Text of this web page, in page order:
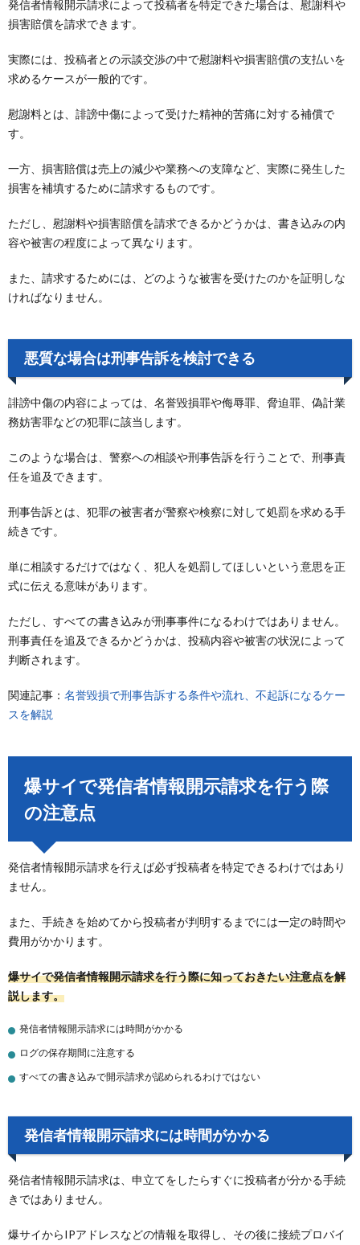
発信者情報開示請求によって投稿者を特定できた場合は、慰謝料や
損害賠償を請求できます。
実際には、投稿者との示談交渉の中で慰謝料や損害賠償の支払いを
求めるケースが一般的です。
慰謝料とは、誹謗中傷によって受けた精神的苦痛に対する補償で
す。
一方、損害賠償は売上の減少や業務への支障など、実際に発生した
損害を補填するために請求するものです。
ただし、慰謝料や損害賠償を請求できるかどうかは、書き込みの内
容や被害の程度によって異なります。
また、請求するためには、どのような被害を受けたのかを証明しな
ければなりません。
悪質な場合は刑事告訴を検討できる
誹謗中傷の内容によっては、名誉毀損罪や侮辱罪、脅迫罪、偽計業
務妨害罪などの犯罪に該当します。
このような場合は、警察への相談や刑事告訴を行うことで、刑事責
任を追及できます。
刑事告訴とは、犯罪の被害者が警察や検察に対して処罰を求める手
続きです。
単に相談するだけではなく、犯人を処罰してほしいという意思を正
式に伝える意味があります。
ただし、すべての書き込みが刑事事件になるわけではありません。
刑事責任を追及できるかどうかは、投稿内容や被害の状況によって
判断されます。
関連記事： 名誉毀損で刑事告訴する条件や流れ、不起訴になるケー
スを解説
爆サイで発信者情報開示請求を行う際
の注意点
発信者情報開示請求を行えば必ず投稿者を特定できるわけではあり
ません。
また、手続きを始めてから投稿者が判明するまでには一定の時間や
費用がかかります。
爆サイで発信者情報開示請求を行う際に知っておきたい注意点を解
説します。
発信者情報開示請求には時間がかかる
ログの保存期間に注意する
すべての書き込みで開示請求が認められるわけではない
発信者情報開示請求には時間がかかる
発信者情報開示請求は、申立てをしたらすぐに投稿者が分かる手続
きではありません。
爆サイからIPアドレスなどの情報を取得し、その後に接続プロバイ